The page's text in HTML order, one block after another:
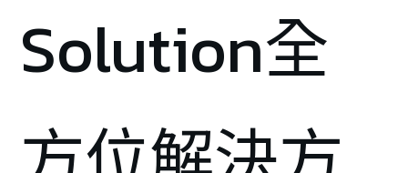
Solution全